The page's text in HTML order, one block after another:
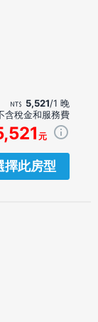
5,521/1 晚
含稅金和服務費
元
擇此房型